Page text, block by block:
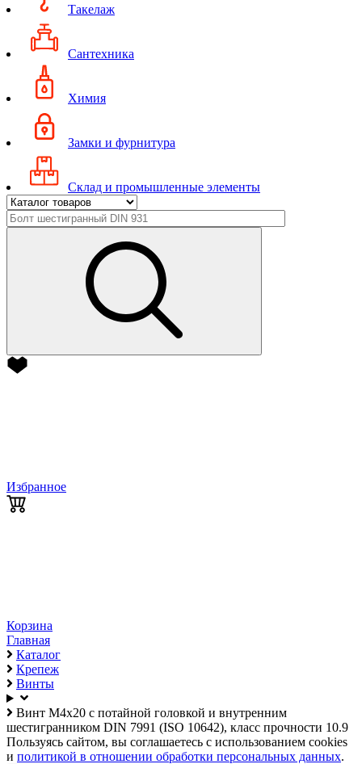
Такелаж
Сантехника
Химия
Замки и фурнитура
Склад и промышленные элементы
Избранное
Корзина
Главная
Каталог
Крепеж
Винты
Винт М4х20 с потайной головкой и внутренним
шестигранником DIN 7991 (ISO 10642), класс прочности 10.9
Пользуясь сайтом, вы соглашаетесь с использованием cookies
и политикой в отношении обработки персональных данных.